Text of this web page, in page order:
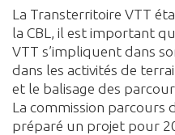
La Transterritoire VTT
la CBL, il est important
VTT s’impliquent dans
dans les activités de
et le balisage des
La commission parcours
préparé un projet pour